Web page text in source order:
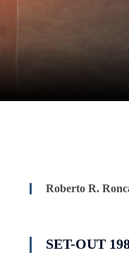
Roberto R.
SET-OUT